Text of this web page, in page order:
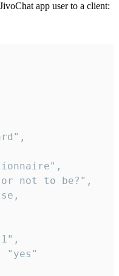
app user to a client: